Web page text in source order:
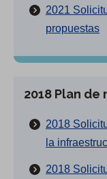
2021
propuestas
2018 Plan
2018
la
2018